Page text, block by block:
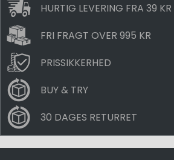
HURTIG LEVERING FRA 39 KR
FRI FRAGT OVER 995 KR
PRISSIKKERHED
BUY & TRY
30 DAGES RETURRET